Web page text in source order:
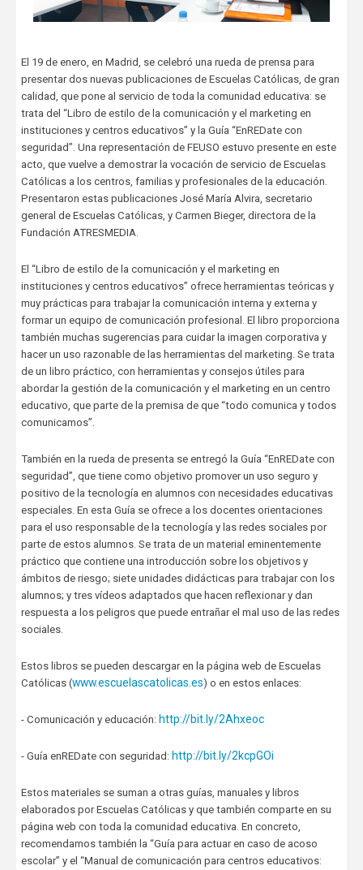
El 19 de enero, en Madrid, se celebró una rueda de prensa para
presentar dos nuevas publicaciones de Escuelas Católicas, de gran
calidad, que pone al servicio de toda la comunidad educativa: se
trata del “Libro de estilo de la comunicación y el marketing en
instituciones y centros educativos” y la Guía “EnREDate con
seguridad”. Una representación de FEUSO estuvo presente en este
acto, que vuelve a demostrar la vocación de servicio de Escuelas
Católicas a los centros, familias y profesionales de la educación.
Presentaron estas publicaciones José María Alvira, secretario
general de Escuelas Católicas, y Carmen Bieger, directora de la
Fundación ATRESMEDIA.
El “Libro de estilo de la comunicación y el marketing en
instituciones y centros educativos” ofrece herramientas teóricas y
muy prácticas para trabajar la comunicación interna y externa y
formar un equipo de comunicación profesional. El libro proporciona
también muchas sugerencias para cuidar la imagen corporativa y
hacer un uso razonable de las herramientas del marketing. Se trata
de un libro práctico, con herramientas y consejos útiles para
abordar la gestión de la comunicación y el marketing en un centro
educativo, que parte de la premisa de que “todo comunica y todos
comunicamos”.
También en la rueda de presenta se entregó la Guía “EnREDate con
seguridad”, que tiene como objetivo promover un uso seguro y
positivo de la tecnología en alumnos con necesidades educativas
especiales. En esta Guía se ofrece a los docentes orientaciones
para el uso responsable de la tecnología y las redes sociales por
parte de estos alumnos. Se trata de un material eminentemente
práctico que contiene una introducción sobre los objetivos y
ámbitos de riesgo; siete unidades didácticas para trabajar con los
alumnos; y tres vídeos adaptados que hacen reflexionar y dan
respuesta a los peligros que puede entrañar el mal uso de las redes
sociales.
Estos libros se pueden descargar en la página web de Escuelas
Católicas (www.escuelascatolicas.es) o en estos enlaces:
- Comunicación y educación: http://bit.ly/2Ahxeoc
- Guía enREDate con seguridad: http://bit.ly/2kcpGOi
Estos materiales se suman a otras guías, manuales y libros
elaborados por Escuelas Católicas y que también comparte en su
página web con toda la comunidad educativa. En concreto,
recomendamos también la “Guía para actuar en caso de acoso
escolar” y el “Manual de comunicación para centros educativos: